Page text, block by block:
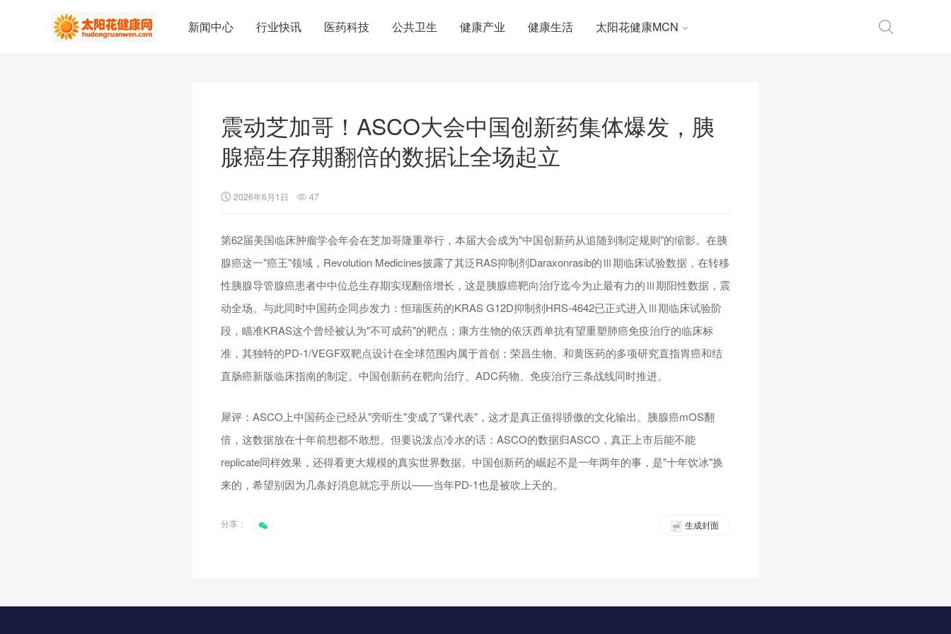
新闻中心 行业快讯 医药科技 公共卫生 健康产业 健康生活 太阳花健康MCN
震动芝加哥！ASCO大会中国创新药集体爆发，胰
腺癌生存期翻倍的数据让全场起立
2026年6月1日 47
第62届美国临床肿瘤学会年会在芝加哥隆重举行，本届大会成为"中国创新药从追随到制定规则"的缩影。在胰
腺癌这一"癌王"领域，Revolution Medicines披露了其泛RAS抑制剂Daraxonrasib的Ⅲ期临床试验数据，在转移
性胰腺导管腺癌患者中中位总生存期实现翻倍增长，这是胰腺癌靶向治疗迄今为止最有力的Ⅲ期阳性数据，震
动全场。与此同时中国药企同步发力：恒瑞医药的KRAS G12D抑制剂HRS-4642已正式进入Ⅲ期临床试验阶
段，瞄准KRAS这个曾经被认为"不可成药"的靶点；康方生物的依沃西单抗有望重塑肺癌免疫治疗的临床标
准，其独特的PD-1/VEGF双靶点设计在全球范围内属于首创；荣昌生物、和黄医药的多项研究直指胃癌和结
直肠癌新版临床指南的制定。中国创新药在靶向治疗、ADC药物、免疫治疗三条战线同时推进。
犀评：ASCO上中国药企已经从"旁听生"变成了"课代表"，这才是真正值得骄傲的文化输出。胰腺癌mOS翻
倍，这数据放在十年前想都不敢想。但要说泼点冷水的话：ASCO的数据归ASCO，真正上市后能不能
replicate同样效果，还得看更大规模的真实世界数据。中国创新药的崛起不是一年两年的事，是"十年饮冰"换
来的，希望别因为几条好消息就忘乎所以——当年PD-1也是被吹上天的。
分享： 生成封面